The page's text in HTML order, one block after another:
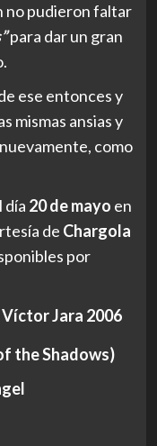
no pudieron faltar
para dar un gran
ese entonces y
mismas ansias y
como
día 20 de mayo en
de Chargola
por
Jara 2006
the Shadows)